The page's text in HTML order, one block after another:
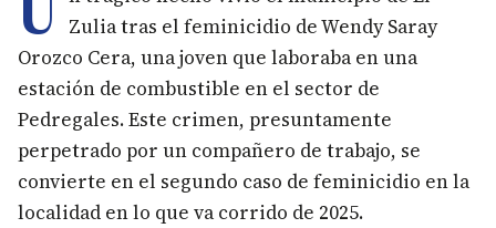
Zulia tras el feminicidio de Wendy Saray
Orozco Cera, una joven que laboraba en una
estación de combustible en el sector de
Pedregales. Este crimen, presuntamente
perpetrado por un compañero de trabajo, se
convierte en el segundo caso de feminicidio en la
localidad en lo que va corrido de 2025.